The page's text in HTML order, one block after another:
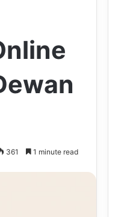
361 1 minute read